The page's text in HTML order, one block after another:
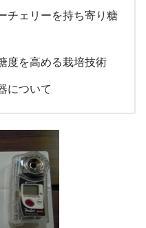
チェリーを持ち寄り糖
度を高める栽培技術
について